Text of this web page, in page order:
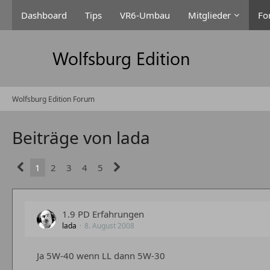
Dashboard Tips VR6-Umbau Mitglieder
Wolfsburg Edition Forum
Beiträge von lada
1 2 3 4 5
1.9 PD Erfahrungen
lada 8. August 2008
Ja 5W-40 wenn LL dann 5W-30